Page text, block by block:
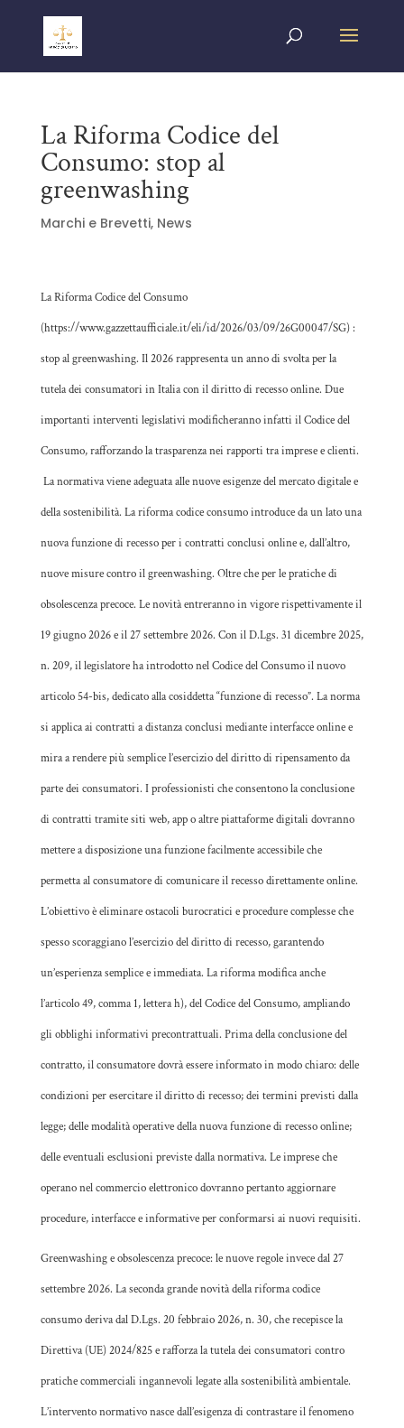
La Riforma Codice del
Consumo: stop al
greenwashing
Marchi e Brevetti, News
La Riforma Codice del Consumo
(https://www.gazzettaufficiale.it/eli/id/2026/03/09/26G00047/SG) :
stop al greenwashing. Il 2026 rappresenta un anno di svolta per la
tutela dei consumatori in Italia con il diritto di recesso online. Due
importanti interventi legislativi modificheranno infatti il Codice del
Consumo, rafforzando la trasparenza nei rapporti tra imprese e clienti.
La normativa viene adeguata alle nuove esigenze del mercato digitale e
della sostenibilità. La riforma codice consumo introduce da un lato una
nuova funzione di recesso per i contratti conclusi online e, dall’altro,
nuove misure contro il greenwashing. Oltre che per le pratiche di
obsolescenza precoce. Le novità entreranno in vigore rispettivamente il
19 giugno 2026 e il 27 settembre 2026. Con il D.Lgs. 31 dicembre 2025,
n. 209, il legislatore ha introdotto nel Codice del Consumo il nuovo
articolo 54-bis, dedicato alla cosiddetta “funzione di recesso”. La norma
si applica ai contratti a distanza conclusi mediante interfacce online e
mira a rendere più semplice l’esercizio del diritto di ripensamento da
parte dei consumatori. I professionisti che consentono la conclusione
di contratti tramite siti web, app o altre piattaforme digitali dovranno
mettere a disposizione una funzione facilmente accessibile che
permetta al consumatore di comunicare il recesso direttamente online.
L’obiettivo è eliminare ostacoli burocratici e procedure complesse che
spesso scoraggiano l’esercizio del diritto di recesso, garantendo
un’esperienza semplice e immediata. La riforma modifica anche
l’articolo 49, comma 1, lettera h), del Codice del Consumo, ampliando
gli obblighi informativi precontrattuali. Prima della conclusione del
contratto, il consumatore dovrà essere informato in modo chiaro: delle
condizioni per esercitare il diritto di recesso; dei termini previsti dalla
legge; delle modalità operative della nuova funzione di recesso online;
delle eventuali esclusioni previste dalla normativa. Le imprese che
operano nel commercio elettronico dovranno pertanto aggiornare
procedure, interfacce e informative per conformarsi ai nuovi requisiti.
Greenwashing e obsolescenza precoce: le nuove regole invece dal 27
settembre 2026. La seconda grande novità della riforma codice
consumo deriva dal D.Lgs. 20 febbraio 2026, n. 30, che recepisce la
Direttiva (UE) 2024/825 e rafforza la tutela dei consumatori contro
pratiche commerciali ingannevoli legate alla sostenibilità ambientale.
L’intervento normativo nasce dall’esigenza di contrastare il fenomeno